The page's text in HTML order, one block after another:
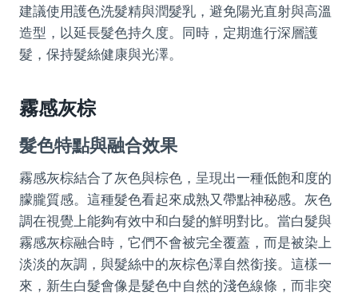
建議使用護色洗髮精與潤髮乳，避免陽光直射與高溫
造型，以延長髮色持久度。同時，定期進行深層護
髮，保持髮絲健康與光澤。
霧感灰棕
髮色特點與融合效果
霧感灰棕結合了灰色與棕色，呈現出一種低飽和度的
朦朧質感。這種髮色看起來成熟又帶點神秘感。灰色
調在視覺上能夠有效中和白髮的鮮明對比。當白髮與
霧感灰棕融合時，它們不會被完全覆蓋，而是被染上
淡淡的灰調，與髮絲中的灰棕色澤自然銜接。這樣一
來，新生白髮會像是髮色中自然的淺色線條，而非突